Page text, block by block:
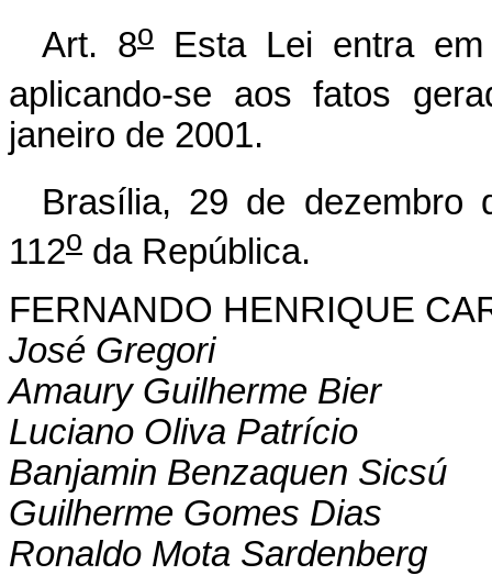
Art. 8o
Esta Lei entra
aplicando-se aos fatos
janeiro de 2001.
Brasília, 29 de dezembro
112o da República.
FERNANDO HENRIQUE
José Gregori
Amaury Guilherme Bier
Luciano Oliva Patrício
Banjamin Benzaquen Sicsú
Guilherme Gomes Dias
Ronaldo Mota Sardenberg